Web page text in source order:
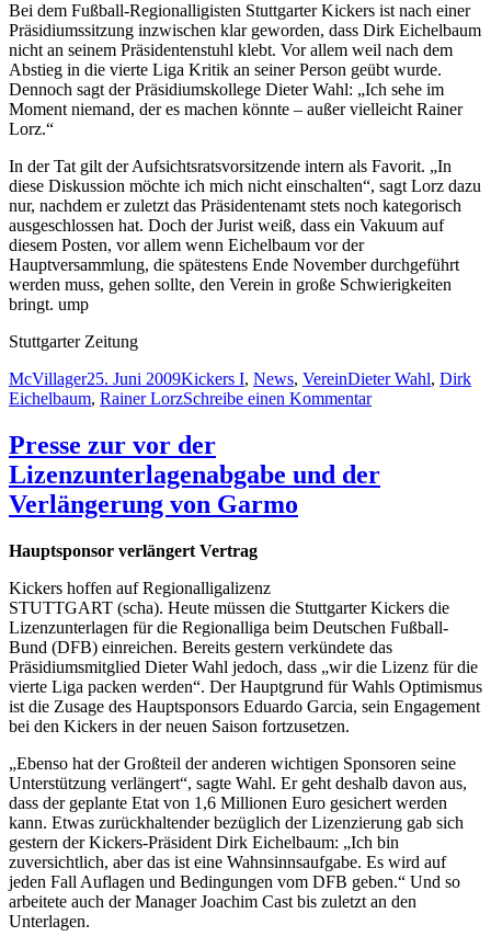
der
Stuttgarter
Kickers
Bei dem Fußball-Regionalligisten Stuttgarter Kickers ist nach einer
Präsidiumssitzung inzwischen klar geworden, dass Dirk Eichelbaum
nicht an seinem Präsidentenstuhl klebt. Vor allem weil nach dem
Abstieg in die vierte Liga Kritik an seiner Person geübt wurde.
Dennoch sagt der Präsidiumskollege Dieter Wahl: „Ich sehe im
Moment niemand, der es machen könnte – außer vielleicht Rainer
Lorz.“
In der Tat gilt der Aufsichtsratsvorsitzende intern als Favorit. „In
diese Diskussion möchte ich mich nicht einschalten“, sagt Lorz dazu
nur, nachdem er zuletzt das Präsidentenamt stets noch kategorisch
ausgeschlossen hat. Doch der Jurist weiß, dass ein Vakuum auf
diesem Posten, vor allem wenn Eichelbaum vor der
Hauptversammlung, die spätestens Ende November durchgeführt
werden muss, gehen sollte, den Verein in große Schwierigkeiten
bringt. ump
Stuttgarter Zeitung
Autor
McVillagerVeröffentlicht
am
25. Juni 2009Kategorien
Kickers I, News, VereinSchlagwörter
Dieter Wahl, Dirk
Eichelbaum, Rainer LorzSchreibe einen Kommentarzu
Presse zur vor der
Lizenzunterlagenabgabe und der
Verlängerung von Garmo
Hauptsponsor verlängert Vertrag
Kickers hoffen auf Regionalligalizenz
STUTTGART (scha). Heute müssen die Stuttgarter Kickers die
Lizenzunterlagen für die Regionalliga beim Deutschen Fußball-
Bund (DFB) einreichen. Bereits gestern verkündete das
Präsidiumsmitglied Dieter Wahl jedoch, dass „wir die Lizenz für die
vierte Liga packen werden“. Der Hauptgrund für Wahls Optimismus
ist die Zusage des Hauptsponsors Eduardo Garcia, sein Engagement
bei den Kickers in der neuen Saison fortzusetzen.
„Ebenso hat der Großteil der anderen wichtigen Sponsoren seine
Unterstützung verlängert“, sagte Wahl. Er geht deshalb davon aus,
dass der geplante Etat von 1,6 Millionen Euro gesichert werden
kann. Etwas zurückhaltender bezüglich der Lizenzierung gab sich
gestern der Kickers-Präsident Dirk Eichelbaum: „Ich bin
zuversichtlich, aber das ist eine Wahnsinnsaufgabe. Es wird auf
jeden Fall Auflagen und Bedingungen vom DFB geben.“ Und so
arbeitete auch der Manager Joachim Cast bis zuletzt an den
Unterlagen.